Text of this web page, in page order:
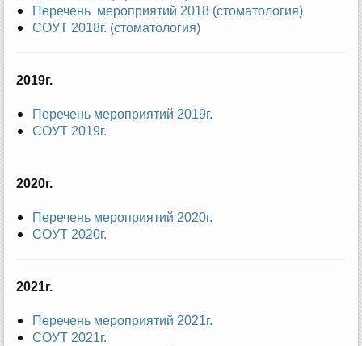
Перечень мероприятий 2018 (стоматология)
СОУТ 2018г. (стоматология)
2019г.
Перечень мероприятий 2019г.
СОУТ 2019г.
2020г.
Перечень мероприятий 2020г.
СОУТ 2020г.
2021г.
Перечень мероприятий 2021г.
СОУТ 2021г.